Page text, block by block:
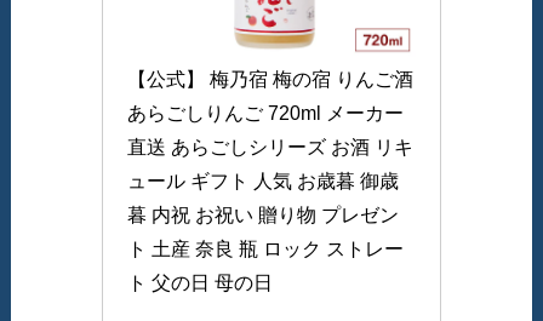
【公式】 梅乃宿 梅の宿 りんご酒
あらごしりんご 720ml メーカー
直送 あらごしシリーズ お酒 リキ
ュール ギフト 人気 お歳暮 御歳
暮 内祝 お祝い 贈り物 プレゼン
ト 土産 奈良 瓶 ロック ストレー
ト 父の日 母の日